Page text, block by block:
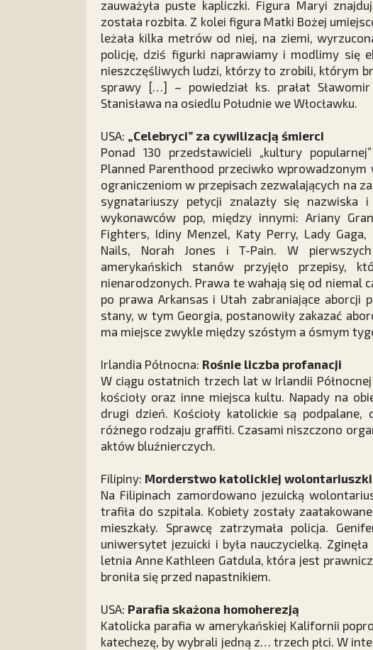
zauważyła puste kapliczki. Figura Maryi
została rozbita. Z kolei figura Matki Bożej
leżała kilka metrów od niej, na ziemi,
policję, dziś figurki naprawiamy i modlimy się
nieszczęśliwych ludzi, którzy to zrobili, którym
sprawy […] – powiedział ks. prałat
Stanisława na osiedlu Południe we Włocławku.
USA: „Celebryci” za cywilizacją śmierci
Ponad 130 przedstawicieli „kultury
Planned Parenthood przeciwko
ograniczeniom w przepisach zezwalających na
sygnatariuszy petycji znalazły się nazwiska
wykonawców pop, między innymi: Ariany
Fighters, Idiny Menzel, Katy Perry, Lady
Nails, Norah Jones i T-Pain. W
amerykańskich stanów przyjęło przepisy,
nienarodzonych. Prawa te wahają się od niemal
po prawa Arkansas i Utah zabraniające aborcji
stany, w tym Georgia, postanowiły zakazać
ma miejsce zwykle między szóstym a ósmym
Irlandia Północna: Rośnie liczba profanacji
W ciągu ostatnich trzech lat w Irlandii
kościoły oraz inne miejsca kultu. Napady na
drugi dzień. Kościoły katolickie są
różnego rodzaju graffiti. Czasami niszczono
aktów bluźnierczych.
Filipiny: Morderstwo katolickiej wolontariuszki
Na Filipinach zamordowano jezuicką
trafiła do szpitala. Kobiety zostały
mieszkały. Sprawcę zatrzymała policja.
uniwersytet jezuicki i była nauczycielką.
letnia Anne Kathleen Gatdula, która jest
broniła się przed napastnikiem.
USA: Parafia skażona homoherezją
Katolicka parafia w amerykańskiej Kalifornii
katechezę, by wybrali jedną z… trzech płci. W